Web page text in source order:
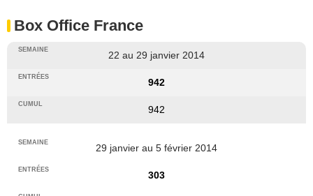
Box Office France
22 au 29 janvier 2014
942
942
29 janvier au 5 février 2014
303